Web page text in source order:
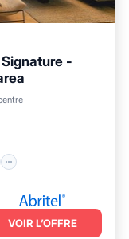
-
VOIR L’OFFRE